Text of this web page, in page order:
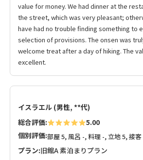
value for money. We had dinner at the
the street, which was very pleasant;
have had no trouble finding something to
selection of provisions. The onsen was
welcome treat after a day of hiking. The
excellent.
イスラエル (男性, **代)
総合評価:
5.00
個別評価:部屋 5, 風呂 -, 料理 -, 立地 5, 接
プラン:旧館A 素泊まりプラン